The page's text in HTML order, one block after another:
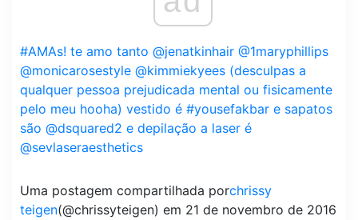
#AMAs! te amo tanto @jenatkinhair @1maryphillips
@monicarosestyle @kimmiekyees (desculpas a
qualquer pessoa prejudicada mental ou fisicamente
pelo meu hooha) vestido é #yousefakbar e sapatos
são @dsquared2 e depilação a laser é
@sevlaseraesthetics
Uma postagem compartilhada porchrissy
teigen(@chrissyteigen) em 21 de novembro de 2016